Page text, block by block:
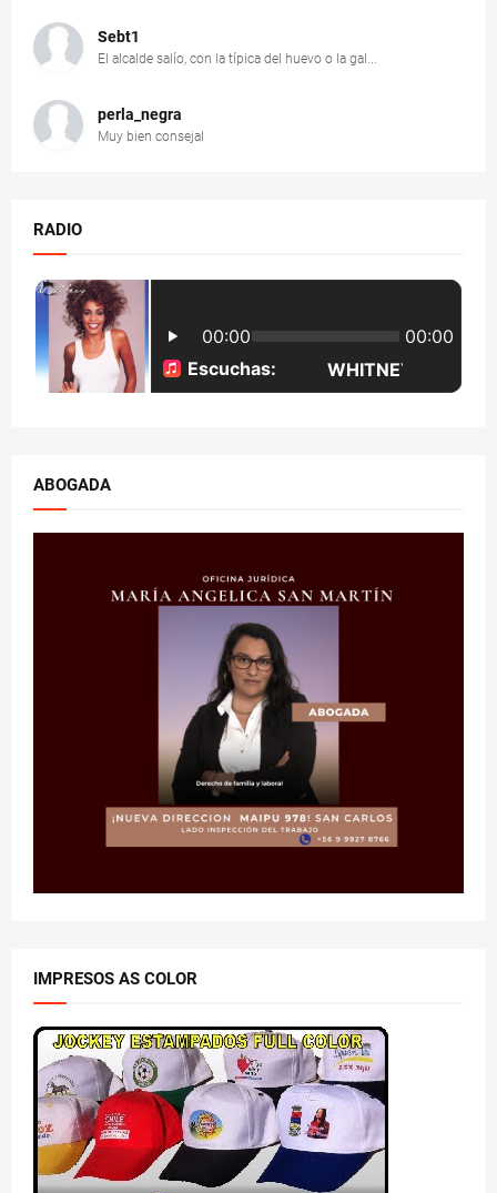
Sebt1
El alcalde salío, con la típica del huevo o la gal...
perla_negra
Muy bien consejal
RADIO
ABOGADA
IMPRESOS AS COLOR